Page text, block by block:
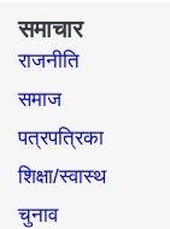
समाचार
राजनीति
समाज​
पत्रपत्रिका
शिक्षा/स्वास्थ
चुनाव